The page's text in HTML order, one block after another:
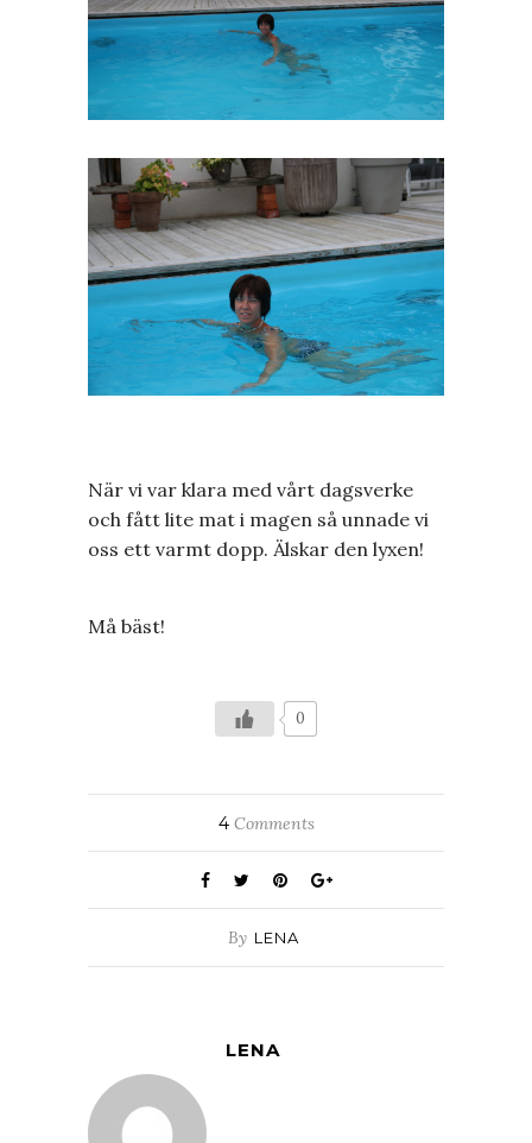
När vi var klara med vårt dagsverke
och fått lite mat i magen så unnade vi
oss ett varmt dopp. Älskar den lyxen!
Må bäst!
0
4Comments
By LENA
LENA